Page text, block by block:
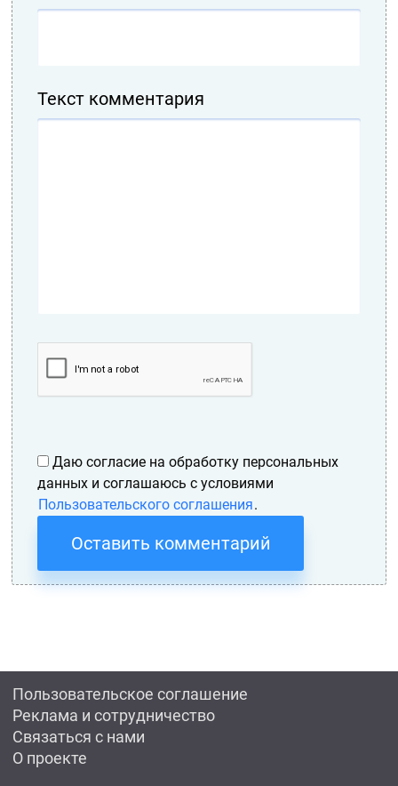
Текст комментария
Оставить комментарий
Даю согласие на обработку персональных
данных и соглашаюсь с условиями
Пользовательского соглашения.
Пользовательское соглашение
Реклама и сотрудничество
Связаться с нами
О проекте